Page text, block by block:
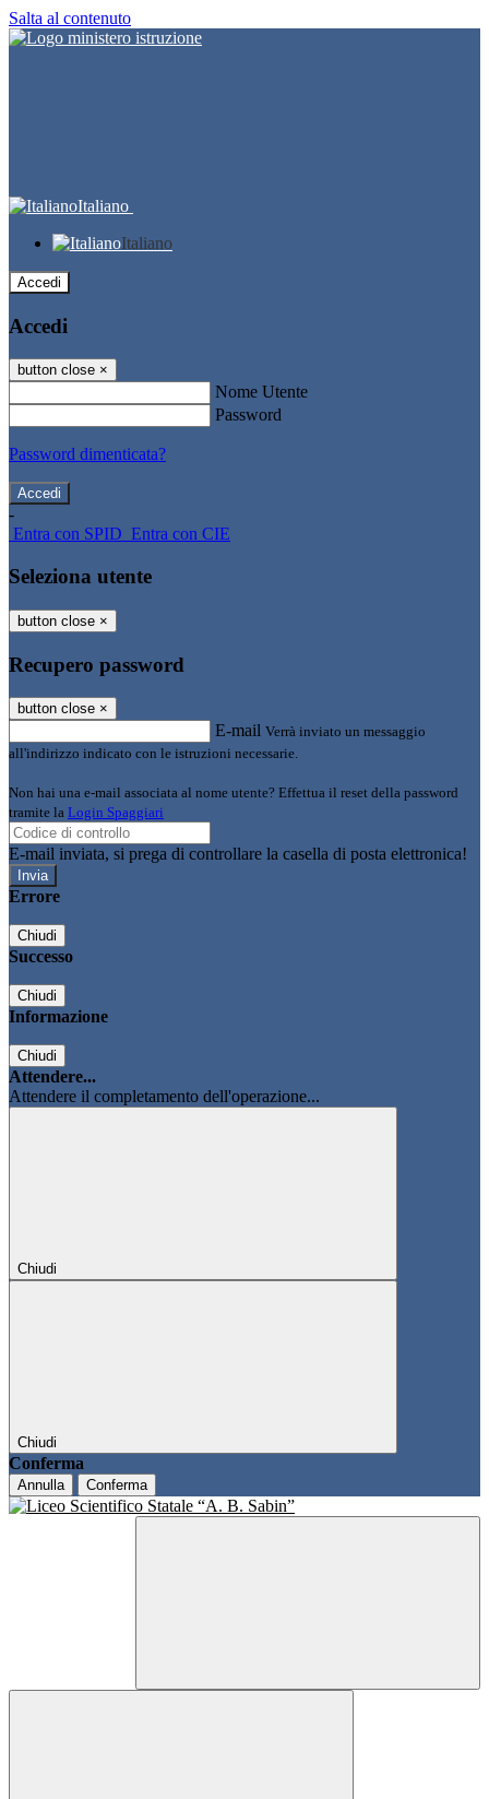
Salta al contenuto
Italiano
Italiano
Accedi
Accedi
button close ×
Nome Utente
Password
Password dimenticata?
-
Entra con SPID Entra con CIE
Seleziona utente
button close ×
Recupero password
button close ×
E-mail Verrà inviato un messaggio
all'indirizzo indicato con le istruzioni necessarie.
Non hai una e-mail associata al nome utente? Effettua il reset della password
tramite la Login Spaggiari
E-mail inviata, si prega di controllare la casella di posta elettronica!
Errore
Chiudi
Successo
Chiudi
Informazione
Chiudi
Attendere...
Attendere il completamento dell'operazione...
Chiudi
Chiudi
Conferma
Annulla Conferma